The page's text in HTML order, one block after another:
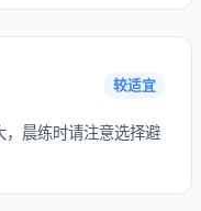
较适宜
，晨练时请注意选择避